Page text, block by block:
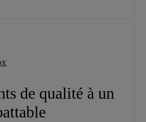
de qualité à un